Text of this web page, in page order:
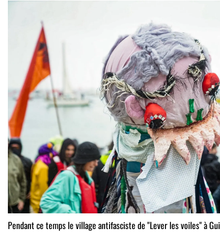
Pendant ce temps le village antifasciste de "Lever les voiles" à